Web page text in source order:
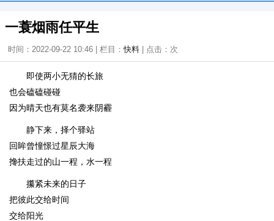
一蓑烟雨任平生
时间：2022-09-22 10:46 | 栏目：快料 | 点击： 次
即使两小无猜的长旅
也会磕磕碰碰
因为晴天也有莫名袭来阴霾
静下来，择个驿站
回眸曾憧憬过星辰大海
搀扶走过的山一程，水一程
攥紧未来的日子
把彼此交给时间
交给阳光